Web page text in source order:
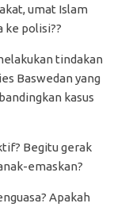
umat Islam
ke polisi??
tindakan
Baswedan yang
kasus
Begitu gerak
emaskan?
Apakah